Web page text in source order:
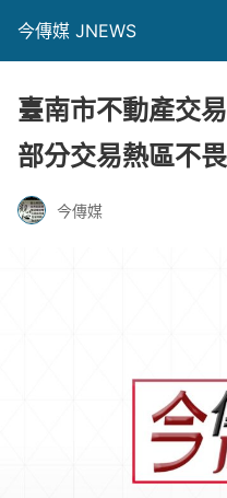
今傳媒 JNEWS
臺南市不動產交
部分交易熱區不
今傳媒